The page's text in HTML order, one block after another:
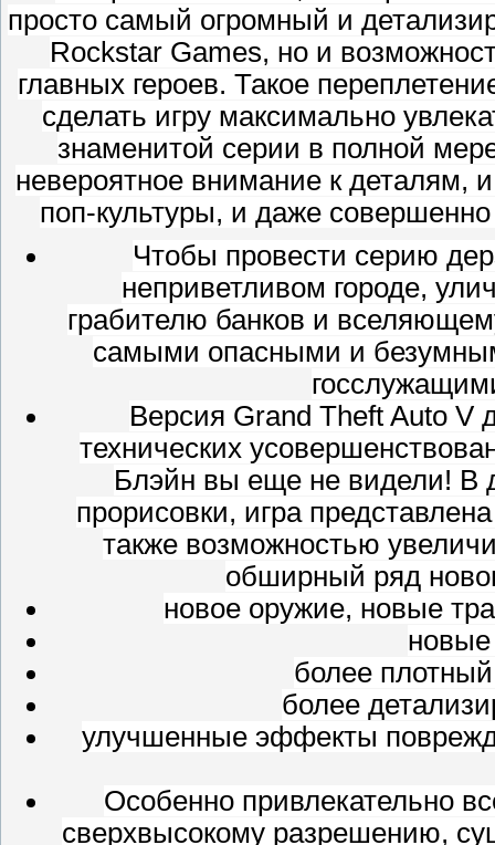
просто самый огромный и
Rockstar Games, но и
главных героев. Такое
сделать игру максимально
знаменитой серии в полной
невероятное внимание к
поп-культуры, и даже
Чтобы провести серию
неприветливом городе,
грабителю банков и
самыми опасными и
Версия Grand Theft Auto V
технических
Блэйн вы еще не видели! В
прорисовки, игра
также возможностью
обширный ряд
новое оружие, новые
более
более
улучшенные эффекты
Особенно привлекательно
сверхвысокому разрешению,